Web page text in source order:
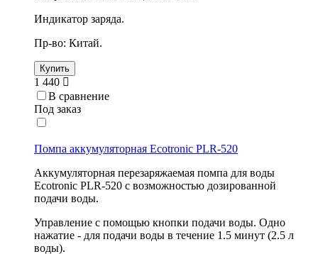
Индикатор заряда.
Пр-во: Китай.
Купить
1 440
В сравнение
Под заказ
Помпа аккумуляторная Ecotronic PLR-520
Аккумуляторная перезаряжаемая помпа для воды
Ecotronic PLR-520 с возможностью дозированной
подачи воды.
Управление с помощью кнопки подачи воды. Одно
нажатие - для подачи воды в течение 1.5 минут (2.5 л
воды).